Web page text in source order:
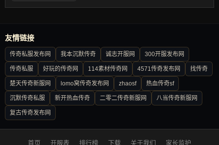
友情链接
传奇私服发布网 我本沉默传奇 诚志开服网 300开服发布网
传奇私服 好玩的传奇网 114素材传奇网 4571传奇发布网 找传奇
楚天传奇新服网 lomo窝传奇发布网 zhaosf 热血传奇sf
沉默传奇私服 新开热血传奇 二零二传奇新服网 八当传奇新服网
复古传奇发布网
首页 开服表 排行榜 下载 关于我们 家长监护